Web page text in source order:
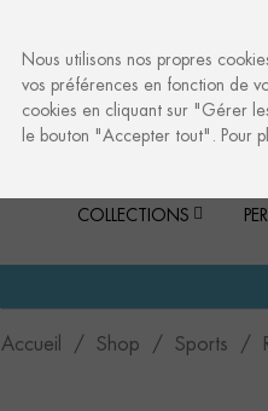
COLLECTIONS
Accueil Shop Sports
Nous utilisons nos propres
vos préférences en fonction de
cookies en cliquant sur "Gérer
le bouton "Accepter tout". Pour